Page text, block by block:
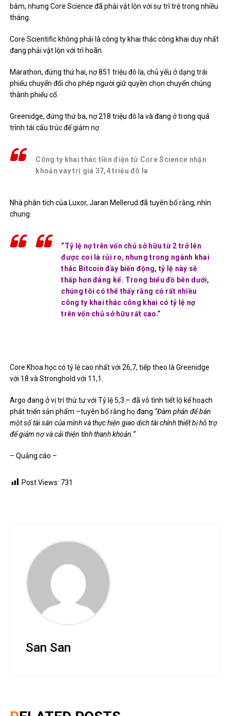
băm, nhưng Core Science đã phải vật lộn với sự trì trệ trong nhiều
tháng.
Core Scientific không phải là công ty khai thác công khai duy nhất
đang phải vật lộn với trì hoãn.
Marathon, đứng thứ hai, nợ 851 triệu đô la, chủ yếu ở dạng trái
phiếu chuyển đổi cho phép người giữ quyền chọn chuyển chúng
thành phiếu cổ.
Greenidge, đứng thứ ba, nợ 218 triệu đô la và đang ở trongquá
trình tái cấu trúcđể giảm nợ.
Công ty khai thác tiền điện tử Core Science nhận
khoản vay trị giá 37,4 triệu đô la
Nhà phân tích của Luxor,Jaran Mellerud đã tuyên bố rằng, nhìn
chung:
“Tỷ lệ nợ trên vốn chủ sở hữu từ 2 trở lên
được coi là rủi ro, nhưng trong ngành khai
thác Bitcoin đầy biến động, tỷ lệ này sẽ
thấp hơn đáng kể. Trong biểu đồ bên dưới,
chúng tôi có thể thấy rằng có rất nhiều
công ty khai thác công khai có tỷ lệ nợ
trên vốn chủ sở hữu rất cao.”
Core Khoa học có tỷ lệ cao nhất với 26,7, tiếp theo là Greenidge
với 18 và Stronghold với 11,1.
Argo đang ở vị trí thứ tư với Tỷ lệ 5,3 – đãvô tình tiết lộ kế hoạch
phát triển sản phẩm –tuyên bố rằng họ đang “Đàm phán để bán
một số tài sản của mình và thực hiện giao dịch tài chính thiết bị hỗ trợ
để giảm nợ và cải thiện tính thanh khoản.”
– Quảng cáo –
Post Views: 731
San San